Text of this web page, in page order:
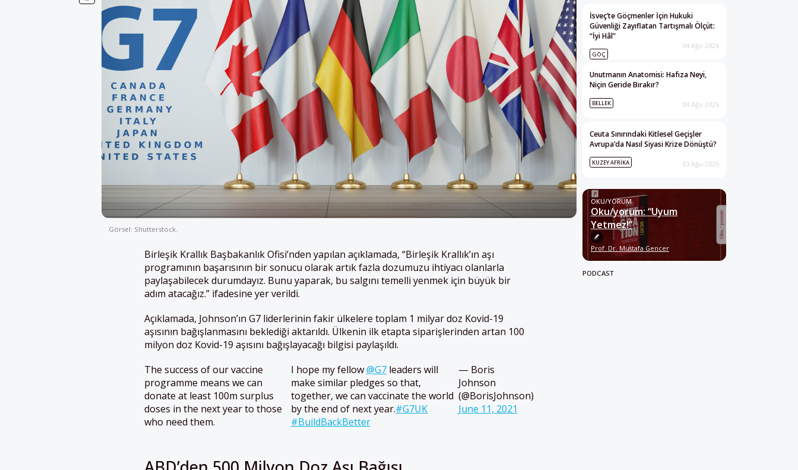
Görsel: Shutterstock.
Birleşik Krallık Başbakanlık Ofisi’nden yapılan açıklamada, “Birleşik Krallık’ın aşı
programının başarısının bir sonucu olarak artık fazla dozumuzu ihtiyacı olanlarla
paylaşabilecek durumdayız. Bunu yaparak, bu salgını temelli yenmek için büyük bir
adım atacağız.” ifadesine yer verildi.
Açıklamada, Johnson’ın G7 liderlerinin fakir ülkelere toplam 1 milyar doz Kovid-19
aşısının bağışlanmasını beklediği aktarıldı. Ülkenin ilk etapta siparişlerinden artan 100
milyon doz Kovid-19 aşısını bağışlayacağı bilgisi paylaşıldı.
The success of our vaccine
programme means we can
donate at least 100m surplus
doses in the next year to those
who need them.
I hope my fellow@G7leaders will
make similar pledges so that,
together, we can vaccinate the world
by the end of next year.#G7UK
#BuildBackBetter
— Boris
Johnson
(@BorisJohnson)
June 11, 2021
İsveç’te Göçmenler İçin Hukuki
Güvenliği Zayıflatan Tartışmalı Ölçüt:
“İyi Hâl”
GÖÇ
04 Ağu 2026
Unutmanın Anatomisi: Hafıza Neyi,
Niçin Geride Bırakır?
BELLEK 04 Ağu 2026
Ceuta Sınırındaki Kitlesel Geçişler
Avrupa’da Nasıl Siyasi Krize Dönüştü?
KUZEY AFRIKA 03 Ağu 2026
OKU/YORUM
Oku/yorum: “Uyum
Yetmez!”
Prof. Dr. Mustafa Gencer
PODCAST